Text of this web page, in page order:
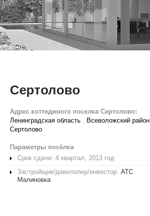
Сертолово
Адрес коттеджного поселка Сертолово:
Ленинградская область , Всеволожский район
Сертолово
Параметры посёлка
Срок сдачи: 4 квартал, 2013 год
Застройщик/девелопер/инвестор: АТС
Малиновка